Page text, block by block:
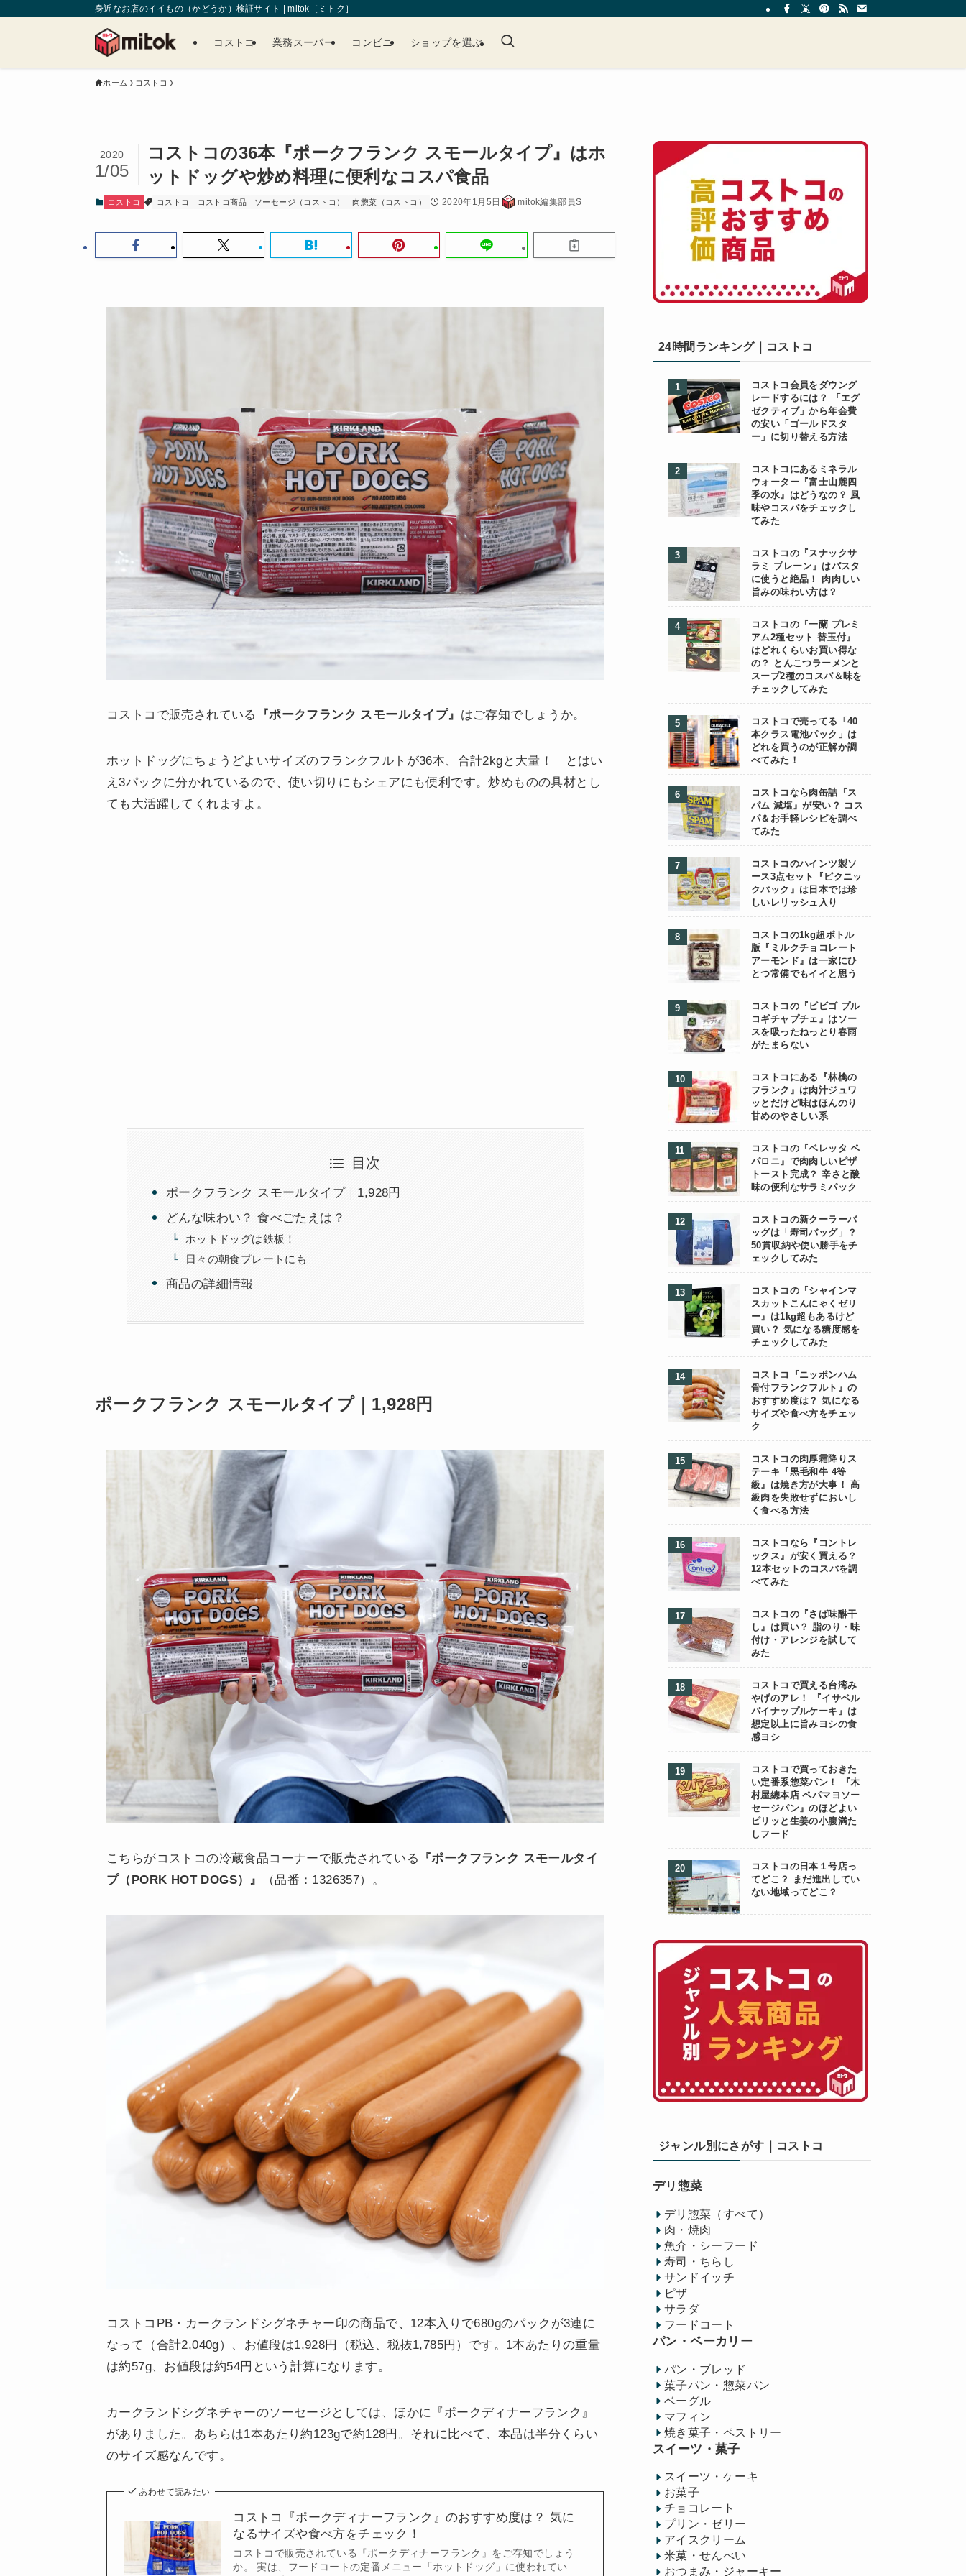
身近なお店のイイもの（かどうか）検証サイト | mitok［ミトク］
コストコ 業務スーパー コンビニ ショップを選ぶ
ホーム コストコ
コストコの36本『ポークフランク スモールタイプ』はホ
ットドッグや炒め料理に便利なコスパ食品
2020
1/05
コストコ コストコ コストコ商品 ソーセージ（コストコ） 肉惣菜（コストコ） 2020年1月5日 mitok編集部員S
コストコで販売されている 『ポークフランク スモールタイプ』 はご存知でしょうか。
ホットドッグにちょうどよいサイズのフランクフルトが36本、合計2kgと大量！ とはい
え3パックに分かれているので、使い切りにもシェアにも便利です。炒めものの具材とし
ても大活躍してくれますよ。
目次
ポークフランク スモールタイプ｜1,928円
どんな味わい？ 食べごたえは？
ホットドッグは鉄板！
日々の朝食プレートにも
商品の詳細情報
ポークフランク スモールタイプ｜1,928円
こちらがコストコの冷蔵食品コーナーで販売されている
『ポークフランク スモールタイ
プ（PORK HOT DOGS）』
（品番：1326357）。
コストコPB・カークランドシグネチャー印の商品で、12本入りで680gのパックが3連に
なって（合計2,040g）、お値段は1,928円（税込、税抜1,785円）です。1本あたりの重量
は約57g、お値段は約54円という計算になります。
カークランドシグネチャーのソーセージとしては、ほかに『ポークディナーフランク』
がありました。あちらは1本あたり約123gで約128円。それに比べて、本品は半分くらい
のサイズ感なんです。
あわせて読みたい
コストコ『ポークディナーフランク』のおすすめ度は？ 気に
なるサイズや食べ方をチェック！
コストコで販売されている『ポークディナーフランク』をご存知でしょう
か。 実は、フードコートの定番メニュー「ホットドッグ」に使われてい
24時間ランキング｜コストコ
コストコ会員をダウング
レードするには？ 「エグ
ゼクティブ」から年会費
の安い「ゴールドスタ
ー」に切り替える方法
コストコにあるミネラル
ウォーター『富士山麓四
季の水』はどうなの？ 風
味やコスパをチェックし
てみた
コストコの『スナックサ
ラミ プレーン』はパスタ
に使うと絶品！ 肉肉しい
旨みの味わい方は？
コストコの『一蘭 プレミ
アム2種セット 替玉付』
はどれくらいお買い得な
の？ とんこつラーメンと
スープ2種のコスパ＆味を
チェックしてみた
コストコで売ってる「40
本クラス電池パック」は
どれを買うのが正解か調
べてみた！
コストコなら肉缶詰『ス
パム 減塩』が安い？ コス
パ＆お手軽レシピを調べ
てみた
コストコのハインツ製ソ
ース3点セット『ピクニッ
クパック』は日本では珍
しいレリッシュ入り
コストコの1kg超ボトル
版『ミルクチョコレート
アーモンド』は一家にひ
とつ常備でもイイと思う
コストコの『ビビゴ プル
コギチャプチェ』はソー
スを吸ったねっとり春雨
がたまらない
コストコにある『林檎の
フランク』は肉汁ジュワ
ッとだけど味はほんのり
甘めのやさしい系
コストコの『ベレッタ ペ
パロニ』で肉肉しいピザ
トースト完成？ 辛さと酸
味の便利なサラミパック
コストコの新クーラーバ
ッグは「寿司バッグ」？
50貫収納や使い勝手をチ
ェックしてみた
コストコの『シャインマ
スカットこんにゃくゼリ
ー』は1kg超もあるけど
買い？ 気になる糖度感を
チェックしてみた
コストコ『ニッポンハム
骨付フランクフルト』の
おすすめ度は？ 気になる
サイズや食べ方をチェッ
ク
コストコの肉厚霜降りス
テーキ『黒毛和牛 4等
級』は焼き方が大事！ 高
級肉を失敗せずにおいし
く食べる方法
コストコなら『コントレ
ックス』が安く買える？
12本セットのコスパを調
べてみた
コストコの『さば味醂干
し』は買い？ 脂のり・味
付け・アレンジを試して
みた
コストコで買える台湾み
やげのアレ！ 『イサベル
パイナップルケーキ』は
想定以上に旨みヨシの食
感ヨシ
コストコで買っておきた
い定番系惣菜パン！ 『木
村屋總本店 ペパマヨソー
セージパン』のほどよい
ピリッと生姜の小腹満た
しフード
コストコの日本１号店っ
てどこ？ まだ進出してい
ない地域ってどこ？
ジャンル別にさがす｜コストコ
デリ惣菜
デリ惣菜（すべて）
肉・焼肉
魚介・シーフード
寿司・ちらし
サンドイッチ
ピザ
サラダ
フードコート
パン・ベーカリー
パン・ブレッド
菓子パン・惣菜パン
ベーグル
マフィン
焼き菓子・ペストリー
スイーツ・菓子
スイーツ・ケーキ
お菓子
チョコレート
プリン・ゼリー
アイスクリーム
米菓・せんべい
おつまみ・ジャーキー